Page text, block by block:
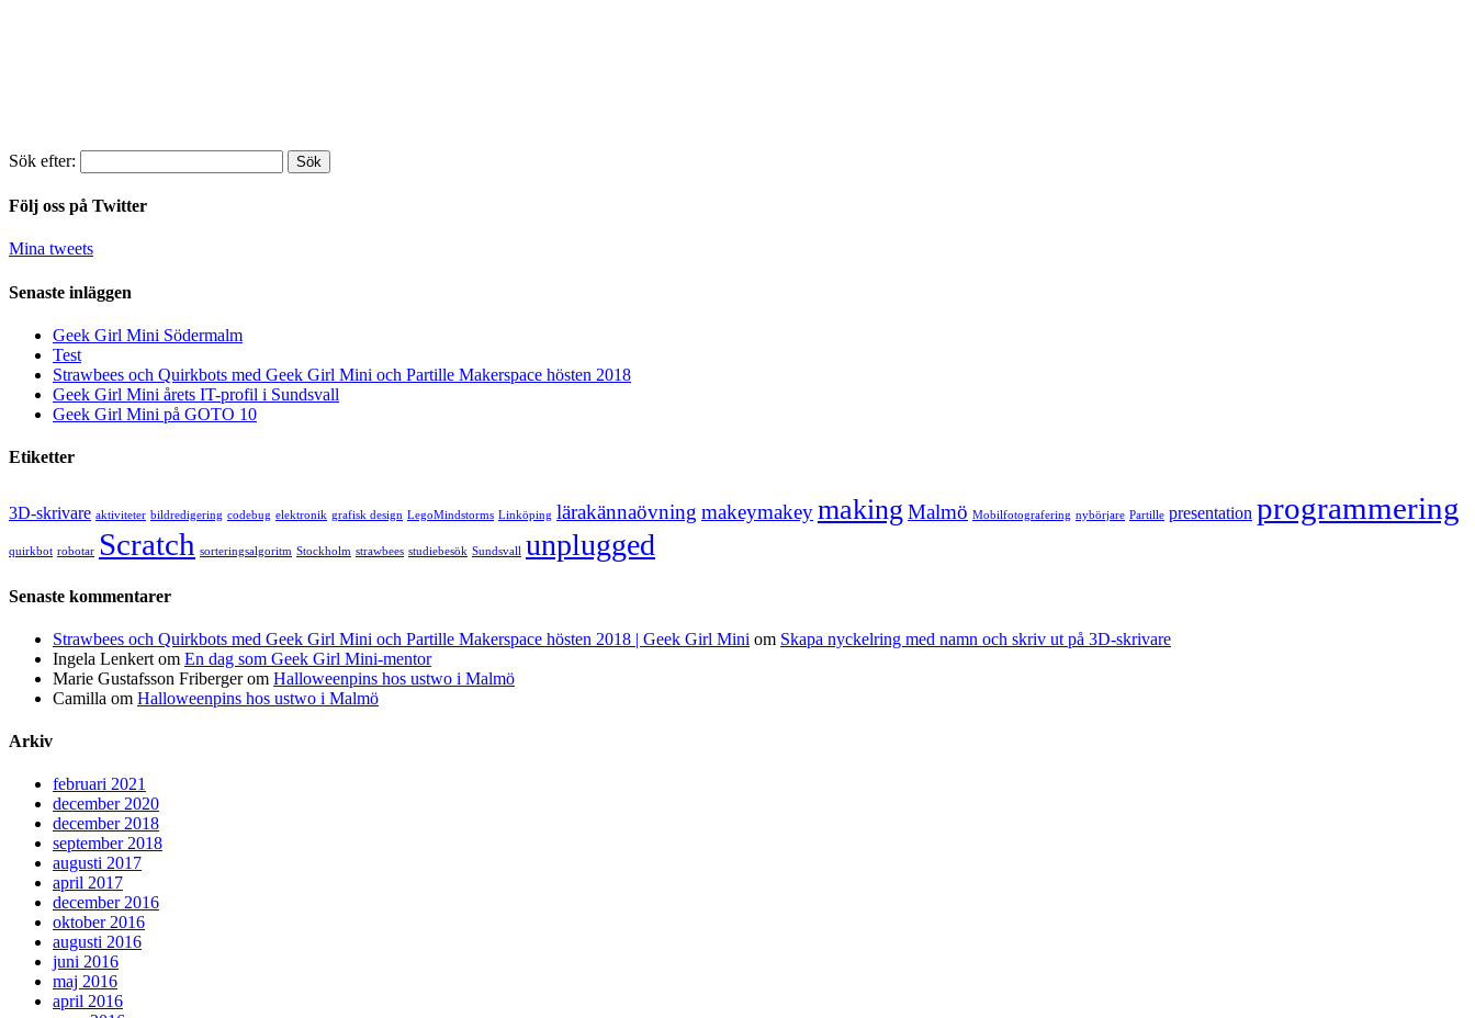
Sök efter:
Följ oss på Twitter
Mina tweets
Senaste inläggen
Geek Girl Mini Södermalm
Test
Strawbees och Quirkbots med Geek Girl Mini och Partille Makerspace hösten 2018
Geek Girl Mini årets IT-profil i Sundsvall
Geek Girl Mini på GOTO 10
Etiketter
3D-skrivare aktiviteter bildredigering codebug elektronik grafisk design LegoMindstorms Linköping lärakännaövning makeymakeymaking Malmö Mobilfotografering nybörjare Partille presentation programmering
quirkbot robotar Scratch sorteringsalgoritm Stockholm strawbees studiebesök Sundsvall unplugged
Senaste kommentarer
Strawbees och Quirkbots med Geek Girl Mini och Partille Makerspace hösten 2018 | Geek Girl Mini om Skapa nyckelring med namn och skriv ut på 3D-skrivare
Ingela Lenkert om En dag som Geek Girl Mini-mentor
Marie Gustafsson Fribergerom Halloweenpins hos ustwo i Malmö
Camilla om Halloweenpins hos ustwo i Malmö
Arkiv
februari 2021
december 2020
december 2018
september 2018
augusti 2017
april 2017
december 2016
oktober 2016
augusti 2016
juni 2016
maj 2016
april 2016